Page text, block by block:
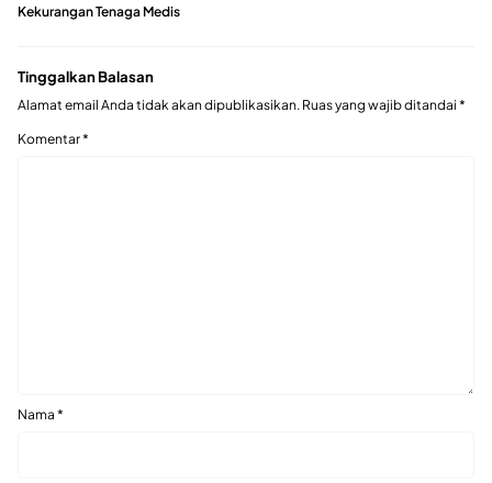
Kekurangan Tenaga Medis
Tinggalkan Balasan
Alamat email Anda tidak akan dipublikasikan. Ruas yang wajib ditandai *
Komentar*
Nama *